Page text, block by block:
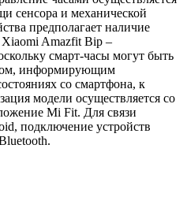
сенсора и механической
предполагает наличие
Xiaomi Amazfit Bip –
смарт-часы могут быть
информирующим
со смартфона, к
модели осуществляется со
Mi Fit. Для связи
подключение устройств